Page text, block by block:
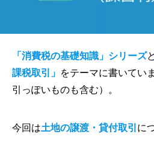
「消費税の基礎知識」シリーズ
課税取引」 をテーマに書いてい
引っぽいものも含む）。
今回は土地の譲渡・貸付取引 に